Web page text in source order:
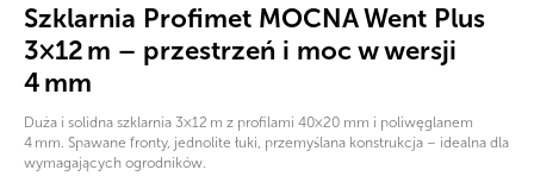
Szklarnia Profimet MOCNA Went Plus
3×12 m – przestrzeń i moc w wersji
4 mm
Duża i solidna szklarnia 3×12 m z profilami 40×20 mm i poliwęglanem
4 mm. Spawane fronty, jednolite łuki, przemyślana konstrukcja – idealna dla
wymagających ogrodników.